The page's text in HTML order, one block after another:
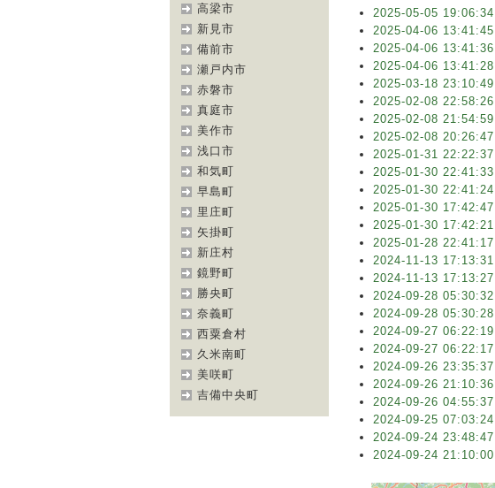
高梁市
新見市
備前市
瀬戸内市
赤磐市
真庭市
美作市
浅口市
和気町
早島町
里庄町
矢掛町
新庄村
鏡野町
勝央町
奈義町
西粟倉村
久米南町
美咲町
吉備中央町
2025-05-05 19:06:34
2025-04-06 13:41:45
2025-04-06 13:41:36
2025-04-06 13:41:28
2025-03-18 23:10:49
2025-02-08 22:58:26
2025-02-08 21:54:59
2025-02-08 20:26:47
2025-01-31 22:22:37
2025-01-30 22:41:33
2025-01-30 22:41:24
2025-01-30 17:42:47
2025-01-30 17:42:21
2025-01-28 22:41:17
2024-11-13 17:13:31
2024-11-13 17:13:27
2024-09-28 05:30:32
2024-09-28 05:30:28
2024-09-27 06:22:19
2024-09-27 06:22:17
2024-09-26 23:35:37
2024-09-26 21:10:36
2024-09-26 04:55:37
2024-09-25 07:03:24
2024-09-24 23:48:47
2024-09-24 21:10:00